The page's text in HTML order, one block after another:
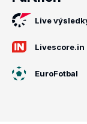
Live
Livescore.in
EuroFotbal